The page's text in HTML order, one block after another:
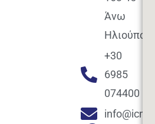
Άνω
Ηλιούπολη
+30
6985
074400